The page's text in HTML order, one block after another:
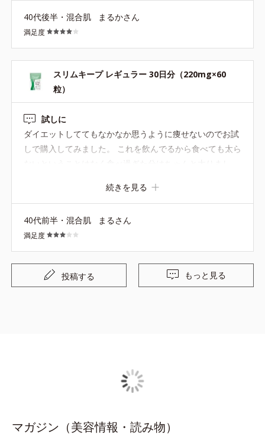
40代後半・混合肌 まるかさん
満足度
スリムキープ レギュラー 30日分（220mg×60
粒）
試しに
ダイエットしててもなかなか思うように痩せないのでお試
しで購入してみました。 これを飲んでるから食べても太ら
ないということはなく食べ過ぎた分はちゃんと太りまし
ゆらぎ対策としてでも続けていこうかなと思います。
続きを見る
40代前半・混合肌 まるさん
満足度
投稿する もっと見る
マガジン（美容情報・読み物）